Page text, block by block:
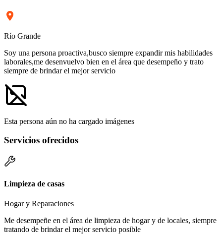
Río Grande
Soy una persona proactiva,busco siempre expandir mis habilidades
laborales,me desenvuelvo bien en el área que desempeño y trato
siempre de brindar el mejor servicio
Esta persona aún no ha cargado imágenes
Servicios ofrecidos
Limpieza de casas
Hogar y Reparaciones
Me desempeñe en el área de limpieza de hogar y de locales, siempre
tratando de brindar el mejor servicio posible